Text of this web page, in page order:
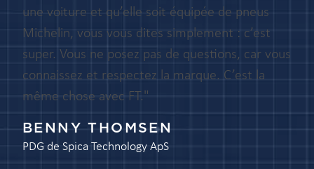
une voiture et qu’elle soit équipée de pneus
Michelin, vous vous dites simplement : c’est
super. Vous ne posez pas de questions, car vous
connaissez et respectez la marque. C’est la
même chose avec FT."
BENNY THOMSEN
PDG de Spica Technology ApS